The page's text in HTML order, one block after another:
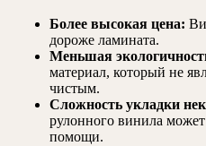
Более высокая цена:
дороже ламината.
Меньшая
материал, который не
чистым.
Сложность укладки
рулонного винила
помощи.